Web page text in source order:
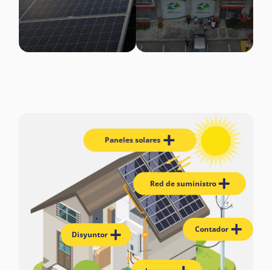
Paneles solares
Red de suministro
Contador
Disyuntor